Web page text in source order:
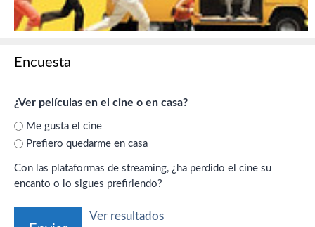
Encuesta
¿Ver películas en el cine o en casa?
Me gusta el cine
Prefiero quedarme en casa
Con las plataformas de streaming, ¿ha perdido el cine su
encanto o lo sigues prefiriendo?
Ver resultados